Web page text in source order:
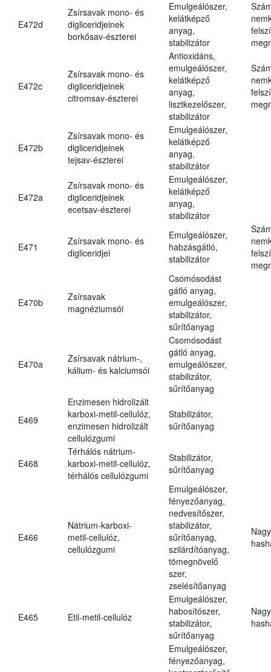
E472d
Zsírsavak mono- és
digliceridjeinek
borkősav-észterei
Emulgeálószer,
kelátképző
anyag,
stabilizátor
E472c
Zsírsavak mono- és
digliceridjeinek
citromsav-észterei
Antioxidáns,
emulgeálószer,
kelátképző
anyag,
lisztkezelőszer,
stabilizátor
E472b
Zsírsavak mono- és
digliceridjeinek
tejsav-észterei
Emulgeálószer,
kelátképző
anyag,
stabilizátor
E472a
Zsírsavak mono- és
digliceridjeinek
ecetsav-észterei
Emulgeálószer,
kelátképző
anyag,
stabilizátor
E471
Zsírsavak mono- és
digliceridjei
Emulgeálószer,
habzásgátló,
stabilizátor
E470b
Zsírsavak
magnéziumsói
Csomósodást
gátló anyag,
emulgeálószer,
stabilizátor,
sűrítőanyag
E470a
Zsírsavak nátrium-,
kálium- és kalciumsói
Csomósodást
gátló anyag,
emulgeálószer,
stabilizátor,
sűrítőanyag
E469
Enzimesen hidrolizált
karboxi-metil-cellulóz,
enzimesen hidrolizált
cellulózgumi
Stabilizátor,
sűrítőanyag
E468
Térhálós nátrium-
karboxi-metil-cellulóz,
térhálós cellulózgumi
Stabilizátor,
sűrítőanyag
E466
Nátrium-karboxi-
metil-cellulóz,
cellulózgumi
Emulgeálószer,
fényezőanyag,
nedvesítőszer,
stabilizátor,
sűrítőanyag,
szilárdítóanyag,
tömegnövelő
szer,
zselésítőanyag
E465 Etil-metil-cellulóz
Emulgeálószer,
habosítószer,
stabilizátor,
sűrítőanyag
Emulgeálószer,
fényezőanyag,